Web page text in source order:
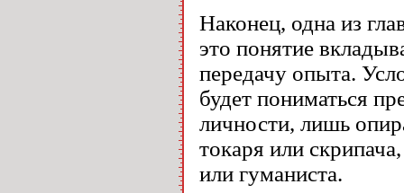
Наконец, одна из
это понятие
передачу опыта.
будет пониматься
личности, лишь
токаря или
или гуманиста.